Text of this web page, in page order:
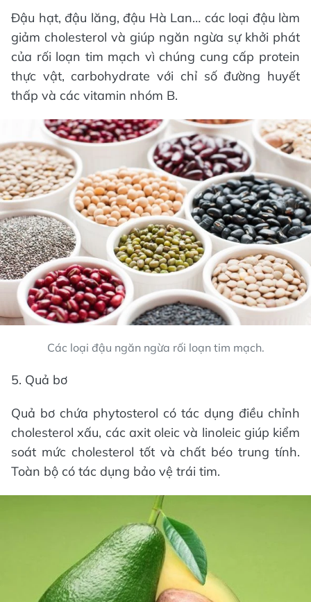
Đậu hạt, đậu lăng, đậu Hà Lan… các loại đậu làm
giảm cholesterol và giúp ngăn ngừa sự khởi phát
của rối loạn tim mạch vì chúng cung cấp protein
thực vật, carbohydrate với chỉ số đường huyết
thấp và các vitamin nhóm B.
Các loại đậu ngăn ngừa rối loạn tim mạch.
5. Quả bơ
Quả bơ chứa phytosterol có tác dụng điều chỉnh
cholesterol xấu, các axit oleic và linoleic giúp kiểm
soát mức cholesterol tốt và chất béo trung tính.
Toàn bộ có tác dụng bảo vệ trái tim.